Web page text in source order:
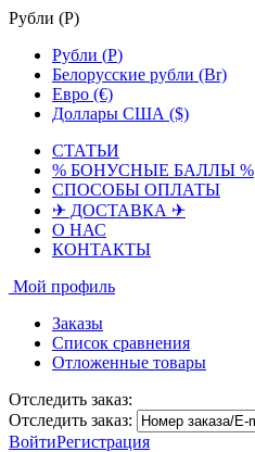
Рубли (Р)
Рубли (Р)
Белорусские рубли (Br)
Евро (€)
Доллары США ($)
СТАТЬИ
% БОНУСНЫЕ БАЛЛЫ %
СПОСОБЫ ОПЛАТЫ
✈ ДОСТАВКА ✈
О НАС
КОНТАКТЫ
Мой профиль
Заказы
Список сравнения
Отложенные товары
Отследить заказ:
Отследить заказ:
ВойтиРегистрация